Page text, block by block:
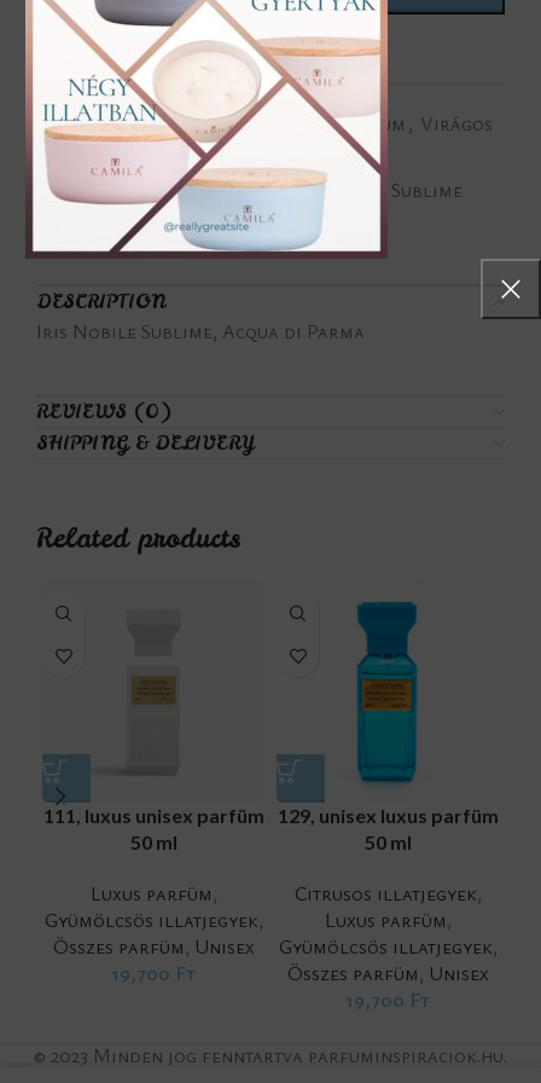
Add to wishlist
Categories:Női parfüm Összes parfüm , Virágos
illatjegyek
Tags:
Acqua di Parma, Iris Nobile Sublime
Share:
DESCRIPTION
Iris Nobile Sublime, Acqua di Parma
REVIEWS (0)
SHIPPING & DELIVERY
Related products
111, luxus unisex parfüm
50 ml
Luxus parfüm,
Gyümölcsös illatjegyek,
Összes parfüm, Unisex
19,700 Ft
129, unisex luxus parfüm
50 ml
Citrusos illatjegyek,
Luxus parfüm,
Gyümölcsös illatjegyek,
Összes parfüm, Unisex
19,700 Ft
© 2023 Minden jog fenntartva parfuminspiraciok.hu.